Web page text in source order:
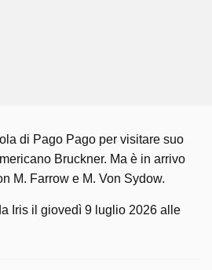
di Pago Pago per visitare suo
Bruckner. Ma è in arrivo
M. Farrow e M. Von Sydow.
Iris il giovedì 9 luglio 2026 alle